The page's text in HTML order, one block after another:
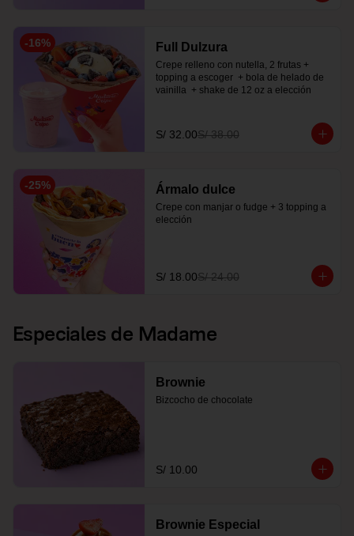
-16% Full Dulzura
Crepe relleno con nutella, 2 frutas +
topping a escoger  + bola de helado de
vainilla  + shake de 12 oz a elección
S/ 32.00S/ 38.00
-25% Ármalo dulce
Crepe con manjar o fudge + 3 topping a
elección
S/ 18.00S/ 24.00
Especiales de Madame
Brownie
Bizcocho de chocolate
S/ 10.00
Brownie Especial